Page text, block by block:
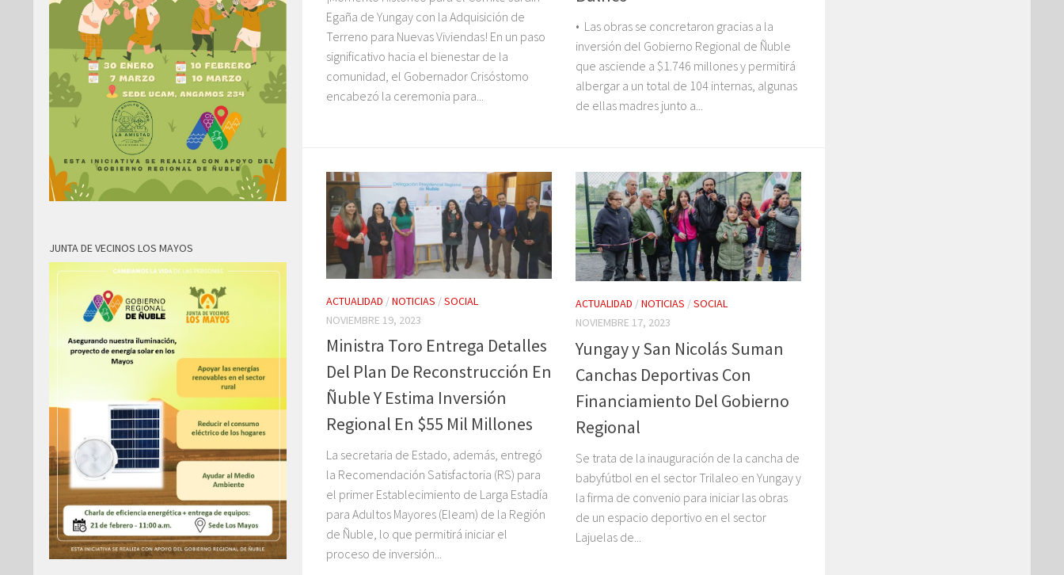
Egaña de Yungay con la Adquisición de
Terreno para Nuevas Viviendas! En un paso
significativo hacia el bienestar de la
comunidad, el Gobernador Crisóstomo
encabezó la ceremonia para...
• Las obras se concretaron gracias a la
inversión del Gobierno Regional de Ñuble
que asciende a $1.746 millones y permitirá
albergar a un total de 104 internas, algunas
de ellas madres junto a...
ACTUALIDAD /NOTICIAS /SOCIAL
NOVIEMBRE 19, 2023
Ministra Toro Entrega Detalles
Del Plan De Reconstrucción En
Ñuble Y Estima Inversión
Regional En $55 Mil Millones
La secretaria de Estado, además, entregó
la Recomendación Satisfactoria (RS) para
el primer Establecimiento de Larga Estadía
para Adultos Mayores (Eleam) de la Región
de Ñuble, lo que permitirá iniciar el
proceso de inversión...
ACTUALIDAD /NOTICIAS /SOCIAL
NOVIEMBRE 17, 2023
Yungay y San Nicolás Suman
Canchas Deportivas Con
Financiamiento Del Gobierno
Regional
Se trata de la inauguración de la cancha de
babyfútbol en el sector Trilaleo en Yungay y
la firma de convenio para iniciar las obras
de un espacio deportivo en el sector
Lajuelas de...
JUNTA DE VECINOS LOS MAYOS